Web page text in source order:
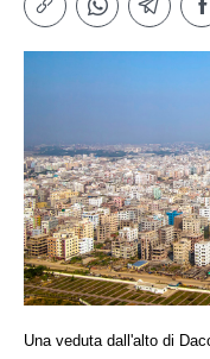
Una veduta dall'alto di